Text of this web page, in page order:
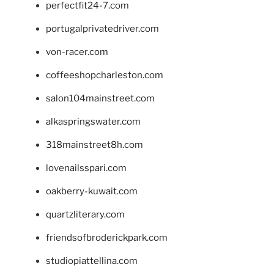
perfectfit24-7.com
portugalprivatedriver.com
von-racer.com
coffeeshopcharleston.com
salon104mainstreet.com
alkaspringswater.com
318mainstreet8h.com
lovenailsspari.com
oakberry-kuwait.com
quartzliterary.com
friendsofbroderickpark.com
studiopiattellina.com